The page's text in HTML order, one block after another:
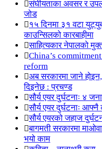
संघीयताका अवसर र
जोड
१५ दिनमा ३१ वटा
काउन्सिलको कारबाहीमा
साहित्यकार नेपालको
China’s
reform
अब सरकारमा जाने होइन,
दिइनेछ : प्रचण्ड
सौर्य एयर दुर्घटनाः ४
सौर्य एयर दुर्घटनाः आफ्नै
सौर्य एयरको जहाज
बागमती सरकारमा
भयो काम